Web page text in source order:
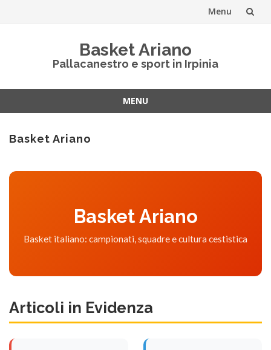
Menu
Basket Ariano
Pallacanestro e sport in Irpinia
MENU
contenuto
Basket Ariano
Basket Ariano
Basket italiano: campionati, squadre e cultura cestistica
Articoli in Evidenza